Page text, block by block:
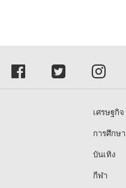
เศรษฐกิจ
การศึกษา
บันเทิง
กีฬา